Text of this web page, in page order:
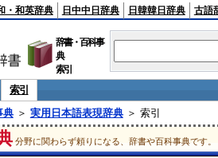
・和英辞典 日中中日辞典 日韓韓日辞典 古語
辞書・百科事
典
索引
索引
典＞ 実用日本語表現辞典＞ 索引
分野に関わらず頼りになる、辞書や百科事典です。